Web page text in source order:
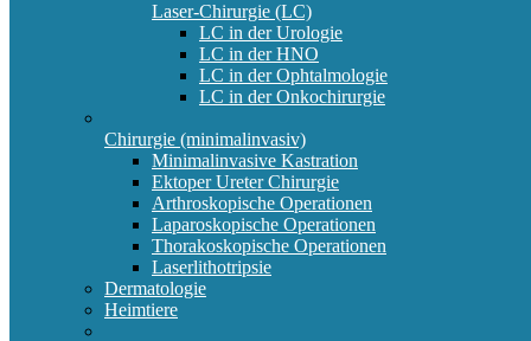
Laser-Chirurgie (LC)
LC in der Urologie
LC in der HNO
LC in der Ophtalmologie
LC in der Onkochirurgie
Chirurgie (minimalinvasiv)
Minimalinvasive Kastration
Ektoper Ureter Chirurgie
Arthroskopische Operationen
Laparoskopische Operationen
Thorakoskopische Operationen
Laserlithotripsie
Dermatologie
Heimtiere